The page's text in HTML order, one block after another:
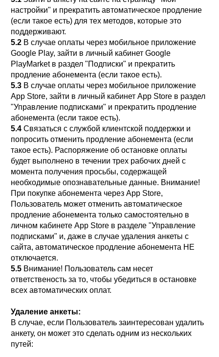
настройки" и прекратить автоматическое продление
(если такое есть) для тех методов, которые это
поддерживают.
5.2 В случае оплаты через мобильное приложение
Google Play, зайти в личный кабинет Google
PlayMarket в раздел "Подписки" и прекратить
продление абонемента (если такое есть).
5.3 В случае оплаты через мобильное приложение
App Store, зайти в личный кабинет App Store в раздел
"Управление подписками" и прекратить продление
абонемента (если такое есть).
5.4 Связаться с службой клиентской поддержки и
попросить отменить продление абонемента (если
такое есть). Распоряжение об остановке оплаты
будет выполнено в течении трех рабочих дней с
момента получения просьбы, содержащей
необходимые опознавательные данные. Внимание!
При покупке абонемента через App Store,
Пользователь может отменить автоматическое
продление абонемента только самостоятельно в
личном кабинете App Store в разделе "Управление
подписками" и, даже в случае удаления анкеты с
сайта, автоматическое продление абонемента НЕ
отключается.
5.5 Внимание! Пользователь сам несет
ответственость за то, чтобы убедиться в остановке
всех автоматических оплат.
Удаление анкеты:
В случае, если Пользователь заинтересован удалить
анкету, он может это сделать одним из нескольких
путей: